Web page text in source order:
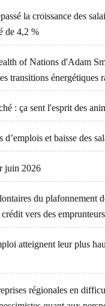
la croissance des
de 4,2 %
of Nations d'Adam
transitions énergétiques
: ça sent l'esprit des
d’emplois et baisse des
juin 2026
du plafonnement
vers des
atteignent leur plus
régionales en